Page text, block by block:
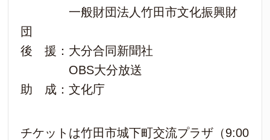
一般財団法人竹田市文化振興財
団
後 援：大分合同新聞社
OBS大分放送
助 成：文化庁
チケットは竹田市城下町交流プラザ（9:00